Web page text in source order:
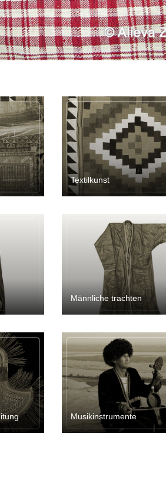
Textilkunst
Männliche trachten
Musikinstrumente